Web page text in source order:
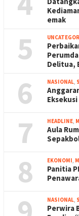
emak
5
Delitua,
6 NASIONAL,
7 HEADLINE,
Aula
8 EKONOMI,
Panitia
NASIONAL,
Perwira